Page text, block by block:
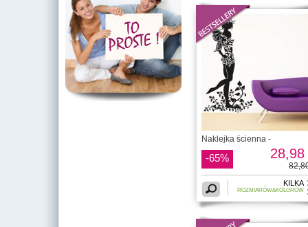
Naklejka ścienna -
-65% 28,98
KILKA
ROZMIARÓW&KOLORÓW